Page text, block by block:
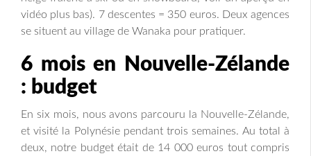
vidéo plus bas). 7 descentes = 350 euros. Deux agences
se situent au village de Wanaka pour pratiquer.
6 mois en Nouvelle-Zélande
: budget
En six mois, nous avons parcouru la Nouvelle-Zélande,
et visité la Polynésie pendant trois semaines. Au total à
deux, notre budget était de 14 000 euros tout compris